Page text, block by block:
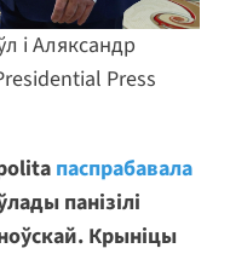
і Аляксандр
Press
паспрабавала
панізілі
Крыніцы